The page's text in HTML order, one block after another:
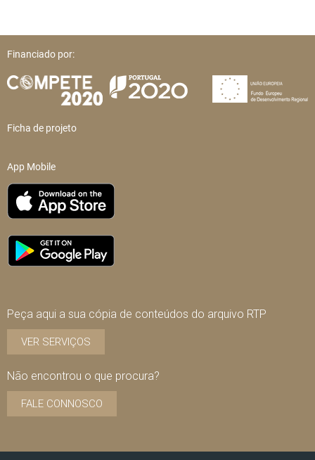
Financiado por:
Ficha de projeto
App Mobile
Peça aqui a sua cópia de conteúdos do arquivo RTP
VER SERVIÇOS
Não encontrou o que procura?
FALE CONNOSCO